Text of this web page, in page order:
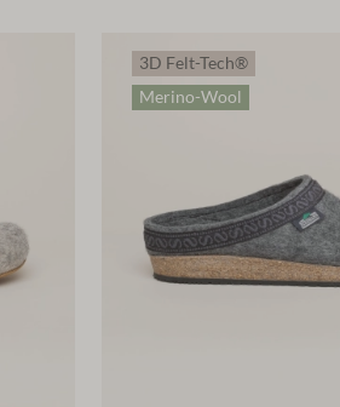
3D Felt-Tech®
Merino-Wool